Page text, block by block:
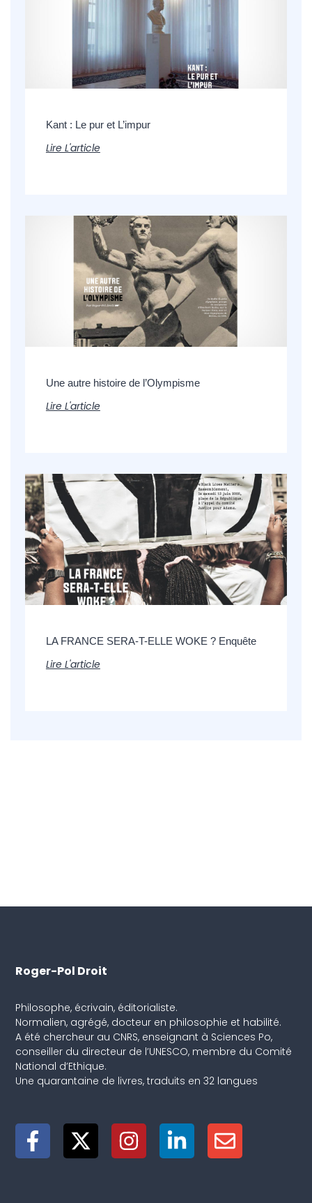
Kant : Le pur et L’impur
Lire L'article
Une autre histoire de l’Olympisme
Lire L'article
LA FRANCE SERA-T-ELLE WOKE ? Enquête
Lire L'article
Roger-Pol Droit
Philosophe, écrivain, éditorialiste.
Normalien, agrégé, docteur en philosophie et habilité.
A été chercheur au CNRS, enseignant à Sciences Po,
conseiller du directeur de l’UNESCO, membre du Comité
National d’Ethique.
Une quarantaine de livres, traduits en 32 langues